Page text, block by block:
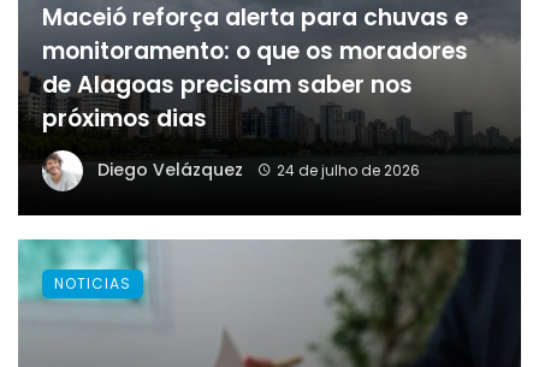
Maceió reforça alerta para chuvas e
monitoramento: o que os moradores
de Alagoas precisam saber nos
próximos dias
Diego Velázquez 24 de julho de 2026
NOTICIAS